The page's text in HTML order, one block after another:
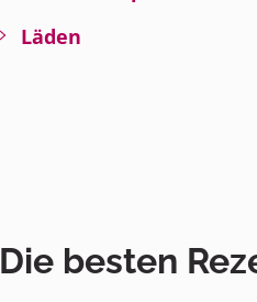
Läden
Die besten